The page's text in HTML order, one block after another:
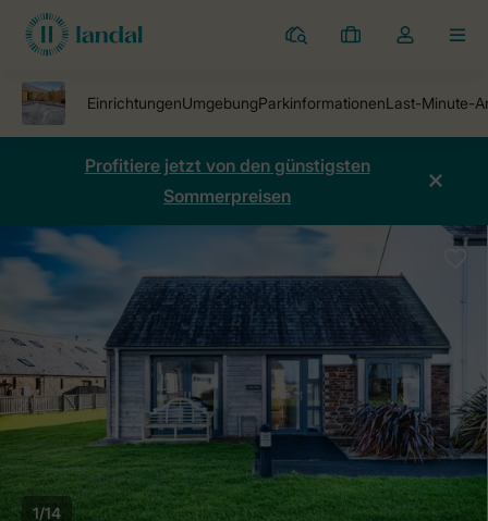
Ferienparks
Meine
Dropdown-
öffnen
Profitiere jetzt von den günstigsten
Sommerpreisen
1/14